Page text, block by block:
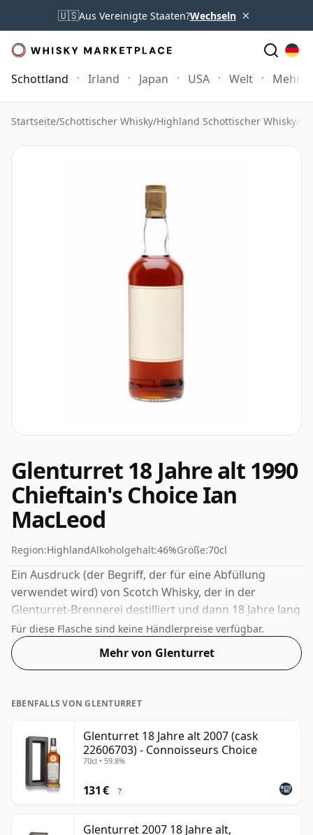
🇺🇸Aus Vereinigte Staaten?Wechseln ×
Schottland Irland Japan USA Welt Mehr
Startseite/Schottischer Whisky/Highland Schottischer Whisky/
Glenturret 18 Jahre alt 1990
Chieftain's Choice Ian
MacLeod
Region:HighlandAlkoholgehalt:46%Größe:70cl
Ein Ausdruck (der Begriff, der für eine Abfüllung
verwendet wird) von Scotch Whisky, der in der
Glenturret-Brennerei destilliert und dann 18 Jahre lang
gereift wird. Mit einem Volumen von 46 % Vol. wird
dieser Whisky in optimaler Trinkstärke abgefüllt. Pur
oder mit einem Tropfen Wasser genießen.
Für diese Flasche sind keine Händlerpreise verfügbar.
Mehr von Glenturret
EBENFALLS VON GLENTURRET
Glenturret 18 Jahre alt 2007 (cask
22606703) - Connoisseurs Choice
70cl • 59.8%
131 € ?
Glenturret 2007 18 Jahre alt,